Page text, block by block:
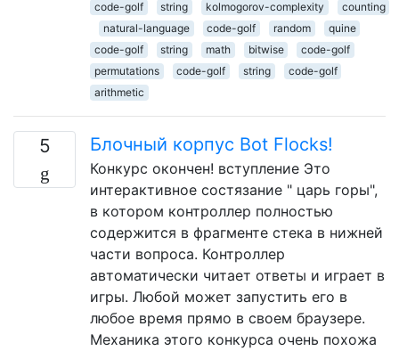
code-golf string kolmogorov-complexity
counting
natural-language
code-golf random
quine
code-golf
string math bitwise
code-golf
permutations
code-golf string
code-golf
arithmetic
5 Блочный корпус Bot Flocks!
Конкурс окончен! вступление Это
интерактивное состязание " царь горы",
в котором контроллер полностью
содержится в фрагменте стека в нижней
части вопроса. Контроллер
автоматически читает ответы и играет в
игры. Любой может запустить его в
любое время прямо в своем браузере.
Механика этого конкурса очень похожа